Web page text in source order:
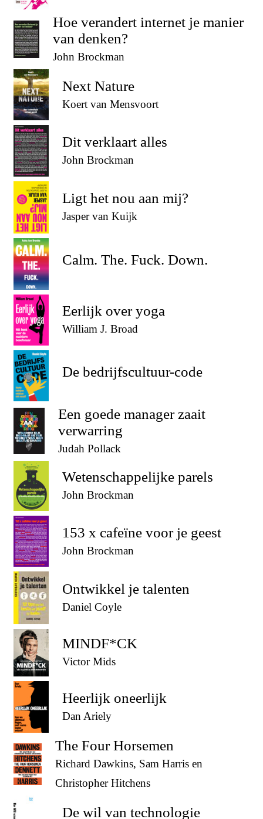
Hoe verandert internet je manier
van denken?
John Brockman
Next Nature
Koert van Mensvoort
Dit verklaart alles
John Brockman
Ligt het nou aan mij?
Jasper van Kuijk
Calm. The. Fuck. Down.
Eerlijk over yoga
William J. Broad
De bedrijfscultuur-code
Een goede manager zaait
verwarring
Judah Pollack
Wetenschappelijke parels
John Brockman
153 x cafeïne voor je geest
John Brockman
Ontwikkel je talenten
Daniel Coyle
MINDF*CK
Victor Mids
Heerlijk oneerlijk
Dan Ariely
The Four Horsemen
Richard Dawkins, Sam Harris en
Christopher Hitchens
De wil van technologie